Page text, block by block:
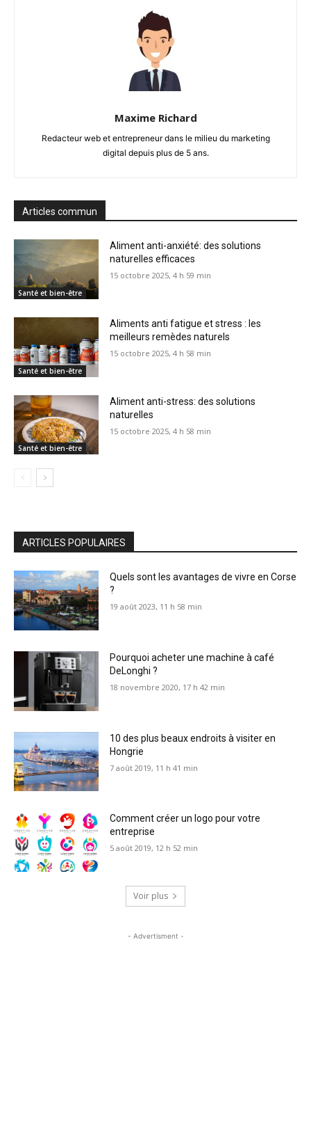
Maxime Richard
Redacteur web et entrepreneur dans le milieu du marketing
digital depuis plus de 5 ans.
Articles commun
Santé et bien-être
Aliment anti-anxiété: des solutions
naturelles efficaces
15 octobre 2025, 4 h 59 min
Santé et bien-être
Aliments anti fatigue et stress : les
meilleurs remèdes naturels
15 octobre 2025, 4 h 58 min
Santé et bien-être
Aliment anti-stress: des solutions
naturelles
15 octobre 2025, 4 h 58 min
ARTICLES POPULAIRES
Quels sont les avantages de vivre en Corse
?
19 août 2023, 11 h 58 min
Pourquoi acheter une machine à café
DeLonghi ?
18 novembre 2020, 17 h 42 min
10 des plus beaux endroits à visiter en
Hongrie
7 août 2019, 11 h 41 min
Comment créer un logo pour votre
entreprise
5 août 2019, 12 h 52 min
Voir plus
- Advertisment -